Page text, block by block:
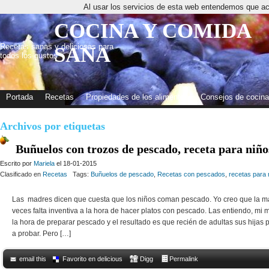
COCINA Y COMIDA
SANA
Recetas sanas y deliciosas para
todos los gustos
Portada Recetas Propiedades de los alimentos Consejos de cocina
Archivos por etiquetas
Buñuelos con trozos de pescado, receta para
Escrito por Mariela el 18-01-2015
Clasificado en Recetas Tags: Buñuelos de pescado Recetas con pescados recetas para
Las madres dicen que cuesta que los niños coman pescado. Yo creo que la
veces falta inventiva a la hora de hacer platos con pescado. Las entiendo, mi
la hora de preparar pescado y el resultado es que recién de adultas sus hijas
a probar. Pero […]
email this Favorito en delicious Digg Permalink
Al usar los servicios de esta web entendemos que